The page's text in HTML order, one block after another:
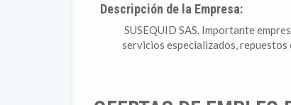
Descripción de la Empresa:
SUSEQUID SAS. Importante
servicios especializados,